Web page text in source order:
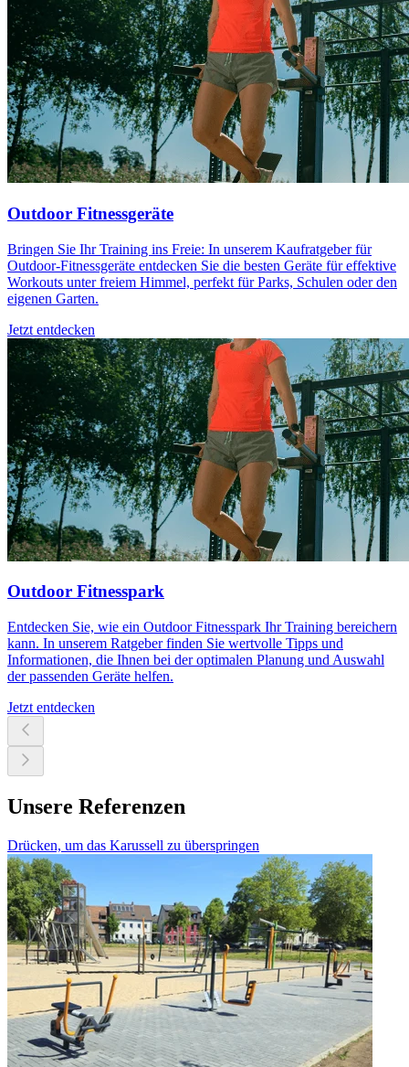
Outdoor Fitnessgeräte
Bringen Sie Ihr Training ins Freie: In unserem Kaufratgeber für
Outdoor-Fitnessgeräte entdecken Sie die besten Geräte für effektive
Workouts unter freiem Himmel, perfekt für Parks, Schulen oder den
eigenen Garten.
Jetzt entdecken
Outdoor Fitnesspark
Entdecken Sie, wie ein Outdoor Fitnesspark Ihr Training bereichern
kann. In unserem Ratgeber finden Sie wertvolle Tipps und
Informationen, die Ihnen bei der optimalen Planung und Auswahl
der passenden Geräte helfen.
Jetzt entdecken
Unsere Referenzen
Drücken, um das Karussell zu überspringen